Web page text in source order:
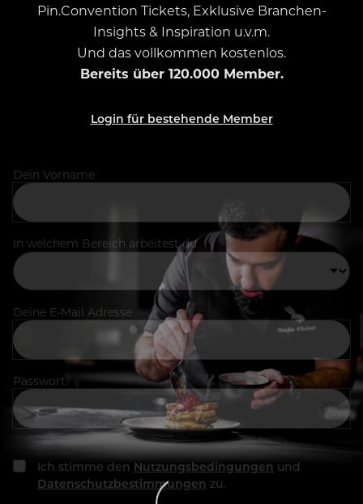
Pin.Convention Tickets, Exklusive Branchen-
Insights & Inspiration u.v.m.
Und das vollkommen kostenlos.
Bereits über 120.000 Member.
Login für bestehende Member
Dein Vorname
In welchem Bereich arbeitest du
Deine E-Mail Adresse
Passwort
Ich stimme den Nutzungsbedingungen und
Datenschutzbestimmungen zu.